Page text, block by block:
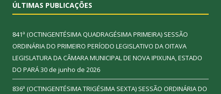
ÚLTIMAS PUBLICAÇÕES
841ª (OCTINGENTÉSIMA QUADRAGÉSIMA PRIMEIRA) SESSÃO
ORDINÁRIA DO PRIMEIRO PERÍODO LEGISLATIVO DA OITAVA
LEGISLATURA DA CÂMARA MUNICIPAL DE NOVA IPIXUNA, ESTADO
DO PARÁ30 de junho de 2026
836ª (OCTINGENTÉSIMA TRIGÉSIMA SEXTA) SESSÃO ORDINÁRIA DO